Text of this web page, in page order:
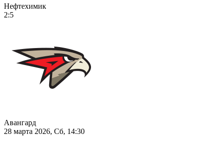
Нефтехимик
2:5
Авангард
28 марта 2026, Сб, 14:30